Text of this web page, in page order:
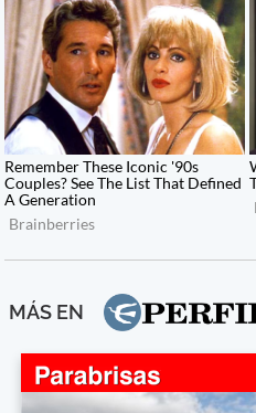
MÁS EN